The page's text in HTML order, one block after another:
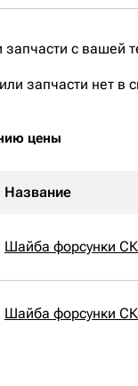
с вашей
запчасти нет в
цены
Название
Шайба форсунки
Шайба форсунки